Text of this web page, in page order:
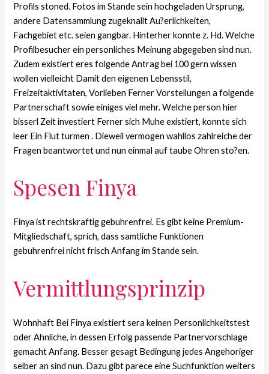
Profils stoned. Fotos im Stande sein hochgeladen Ursprung,
andere Datensammlung zugeknallt Au?erlichkeiten,
Fachgebiet etc. seien gangbar. Hinterher konnte z. Hd. Welche
Profilbesucher ein personliches Meinung abgegeben sind nun.
Zudem existiert eres folgende Antrag bei 100 gern wissen
wollen vielleicht Damit den eigenen Lebensstil,
Freizeitaktivitaten, Vorlieben Ferner Vorstellungen a folgende
Partnerschaft sowie einiges viel mehr. Welche person hier
bisserl Zeit investiert Ferner sich Muhe existiert, konnte sich
leer Ein Flut turmen . Dieweil vermogen wahllos zahlreiche der
Fragen beantwortet und nun einmal auf taube Ohren sto?en.
Spesen Finya
Finya ist rechtskraftig gebuhrenfrei. Es gibt keine Premium-
Mitgliedschaft, sprich, dass samtliche Funktionen
gebuhrenfrei nicht frisch Anfang im Stande sein.
Vermittlungsprinzip
Wohnhaft Bei Finya existiert sera keinen Personlichkeitstest
oder Ahnliche, in dessen Erfolg passende Partnervorschlage
gemacht Anfang. Besser gesagt Bedingung jedes Angehoriger
selber an sind nun. Dazu gibt parece eine Suchfunktion weiters